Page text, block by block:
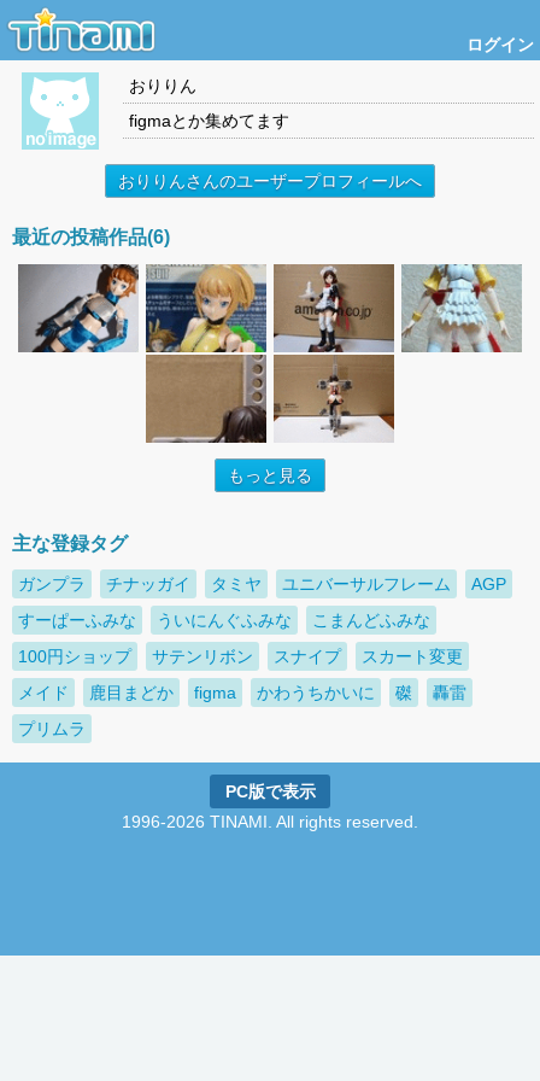
ログイン
おりりん
figmaとか集めてます
おりりんさんのユーザープロフィールへ
最近の投稿作品(6)
もっと見る
主な登録タグ
ガンプラ チナッガイ タミヤ ユニバーサルフレーム
AGP
すーぱーふみな
ういにんぐふみな
こまんどふみな
100円ショップ
サテンリボン スナイプ
スカート変更
メイド
鹿目まどか figma かわうちかいに 磔
轟雷
プリムラ
PC版で表示
1996-2026 TINAMI. All rights reserved.